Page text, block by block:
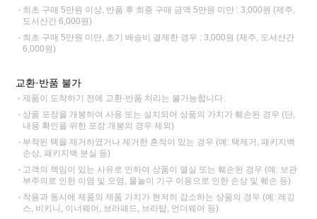
최초 구매 5만원 이상, 반품 후 최종 구매 금액 5만원 미만 : 3,000원 (제주,
도서산간 6,000원)
최초 구매 5만원 미만, 초기 배송비 결제한 경우 : 3,000원 (제주, 도서산간
6,000원)
교환·반품 불가
제품이 도착하기 전에 교환·반품 처리는 불가능합니다.
상품 포장을 개봉하여 사용 또는 설치되어 상품의 가치가 훼손된 경우 (단,
내용 확인을 위한 포장 개봉의 경우 제외)
부착된 택을 제거하였거나 제거한 흔적이 있는 경우 (예: 택제거, 패키지백
손상, 패키지백 분실 등)
고객의 책임이 있는 사유로 인하여 상품이 멸실 또는 훼손된 경우 (예: 보관
부주의로 인한 이염 및 오염, 물놀이 기구 이용으로 인한 손상 및 훼손 등)
착용과 동시에 제품의 제품 가치가 현저히 감소하는 상품의 경우 (예: 레깅
스, 비키니, 이너웨어, 브라패드, 브라탑, 언더웨어 등)